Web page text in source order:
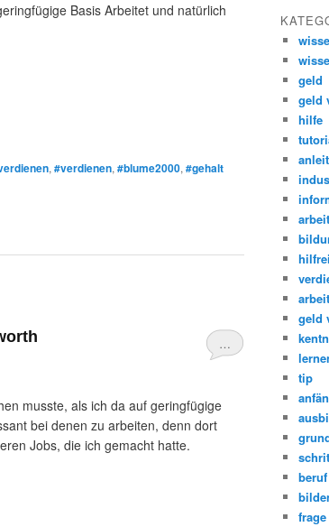
Basis Arbeitet und natürlich
, #verdienen, #blume2000, #gehalt
…
musste, als ich da auf geringfügige
bei denen zu arbeiten, denn dort
Jobs, die ich gemacht hatte.
geld
geld
hilfe
arbeit
geld
tip
beruf
frage